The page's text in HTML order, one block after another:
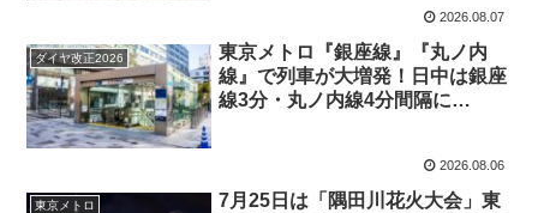
2026.08.07
ダイヤ改正2026
東京メトロ『銀座線』『丸ノ内
線』で列車が大増発！日中は銀座
線3分・丸ノ内線4分間隔に
2026.08.06
東京メトロ
7月25日は「隅田川花火大会」東